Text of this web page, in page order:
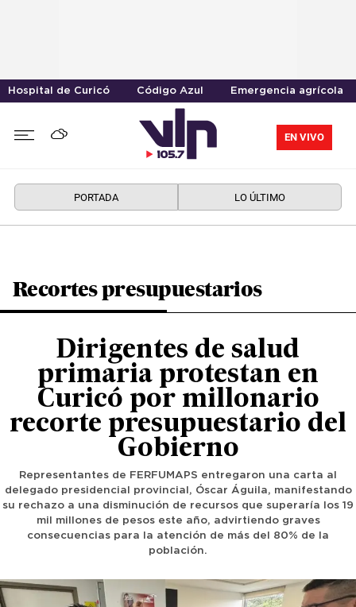
Hospital de Curicó Código Azul Emergencia agrícola
EN VIVO
PORTADA LO ÚLTIMO
Recortes presupuestarios
Dirigentes de salud
primaria protestan en
Curicó por millonario
recorte presupuestario del
Gobierno
Representantes de FERFUMAPS entregaron una carta al
delegado presidencial provincial, Óscar Águila, manifestando
su rechazo a una disminución de recursos que superaría los 19
mil millones de pesos este año, advirtiendo graves
consecuencias para la atención de más del 80% de la
población.